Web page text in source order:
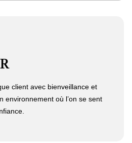
client avec bienveillance et
environnement où l’on se sent